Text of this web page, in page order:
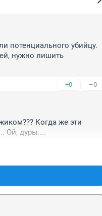
потенциального убийцу.
нужно лишить
+0 –0
Когда же эти
Ой, дуры....